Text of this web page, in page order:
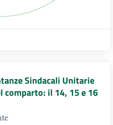
Sindacali Unitarie
comparto: il 14, 15 e 16